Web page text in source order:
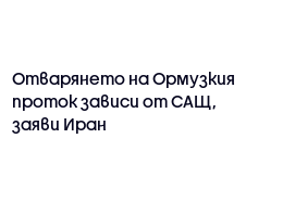
Отварянето на Ормузкия
проток зависи от САЩ,
заяви Иран